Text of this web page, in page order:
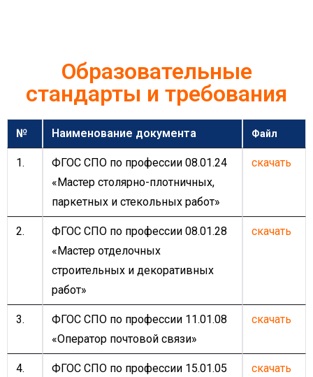
Образовательные
стандарты и требования
№ Наименование документа Файл
1.
ФГОС СПО по профессии 08.01.24
«Мастер столярно-плотничных,
паркетных и стекольных работ»
скачать
2.
ФГОС СПО по профессии 08.01.28
«Мастер отделочных
строительных и декоративных
работ»
скачать
3.
ФГОС СПО по профессии 11.01.08
«Оператор почтовой связи»
скачать
4.
ФГОС СПО по профессии 15.01.05
скачать